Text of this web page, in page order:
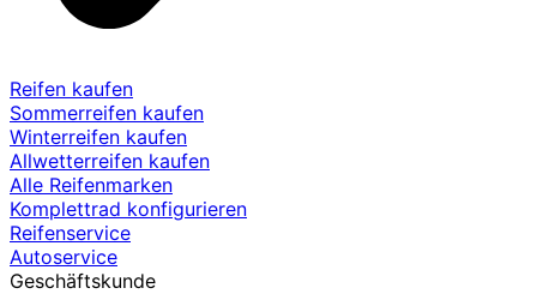
Reifen kaufen
Sommerreifen kaufen
Winterreifen kaufen
Allwetterreifen kaufen
Alle Reifenmarken
Komplettrad konfigurieren
Reifenservice
Autoservice
Geschäftskunde